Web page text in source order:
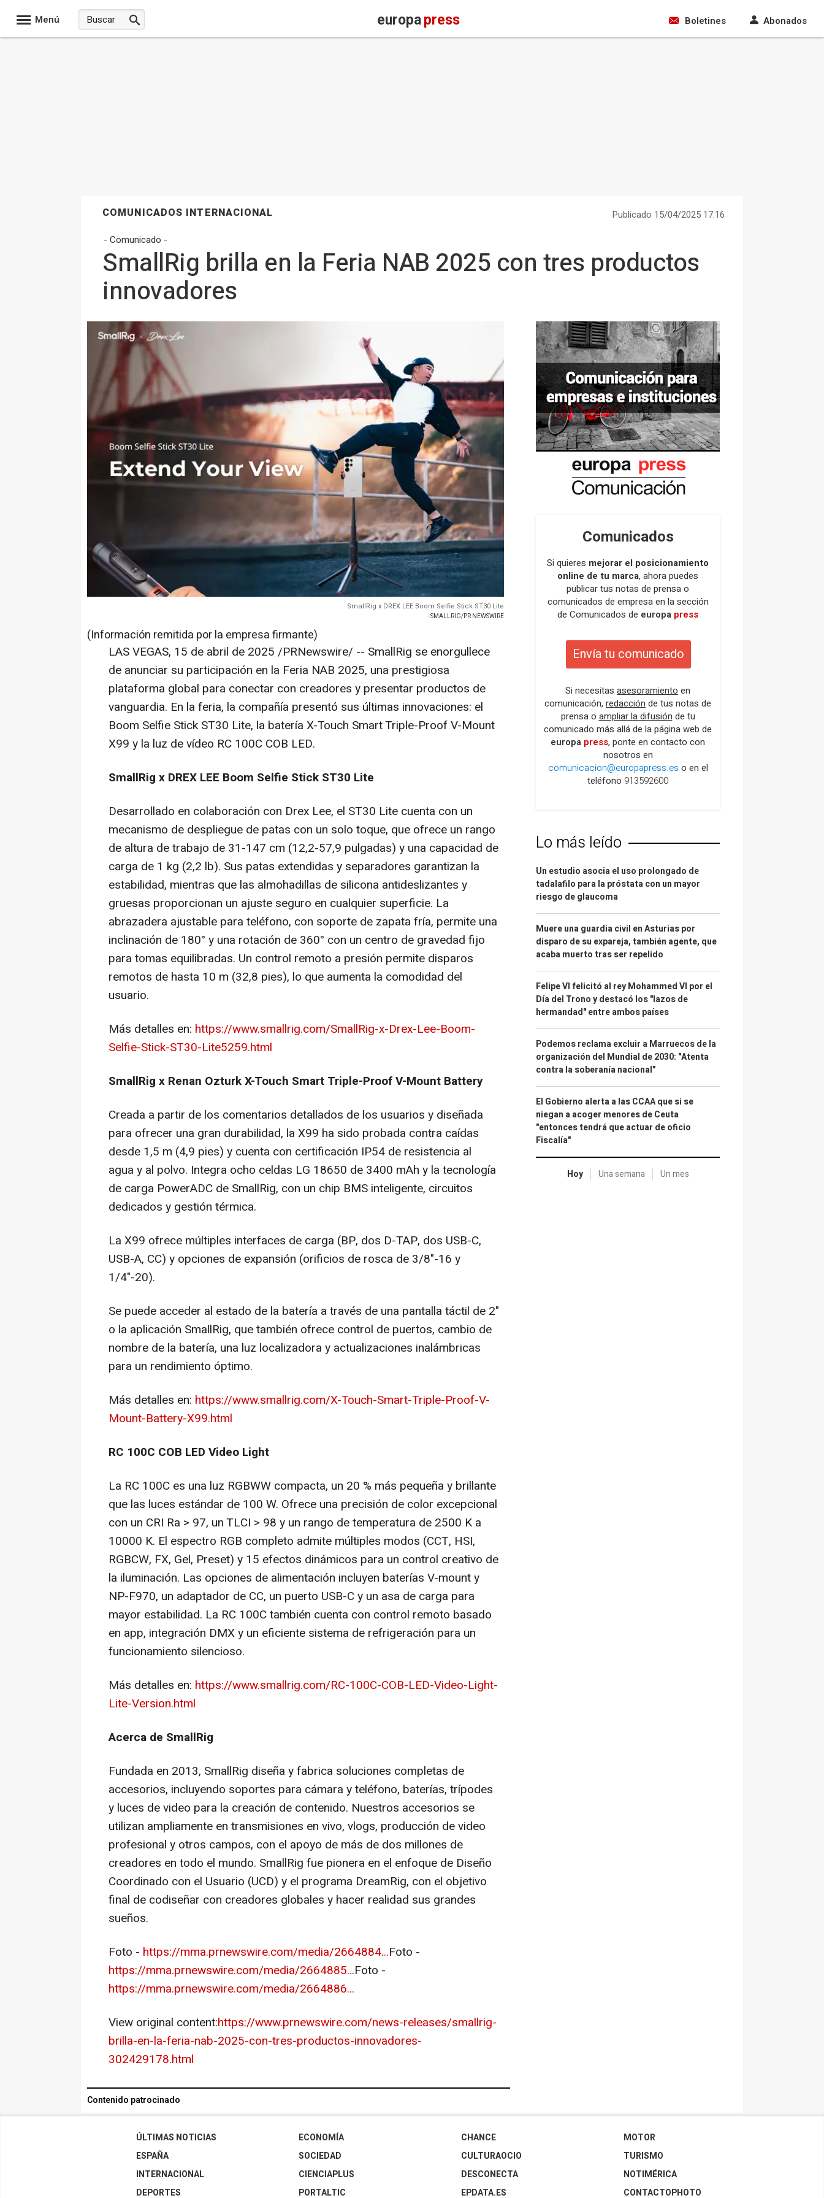
Menú europapress Boletines Abonados
COMUNICADOS INTERNACIONAL
Publicado 15/04/2025 17:16
- Comunicado -
SmallRig brilla en la Feria NAB 2025 con tres productos
innovadores
SmallRig x DREX LEE Boom Selfie Stick ST30 Lite
- SMALLRIG/PR NEWSWIRE
(Información remitida por la empresa firmante)
LAS VEGAS, 15 de abril de 2025 /PRNewswire/ -- SmallRig se enorgullece
de anunciar su participación en la Feria NAB 2025, una prestigiosa
plataforma global para conectar con creadores y presentar productos de
vanguardia. En la feria, la compañía presentó sus últimas innovaciones: el
Boom Selfie Stick ST30 Lite, la batería X-Touch Smart Triple-Proof V-Mount
X99 y la luz de vídeo RC 100C COB LED.
SmallRig x DREX LEE Boom Selfie Stick ST30 Lite
Desarrollado en colaboración con Drex Lee, el ST30 Lite cuenta con un
mecanismo de despliegue de patas con un solo toque, que ofrece un rango
de altura de trabajo de 31-147 cm (12,2-57,9 pulgadas) y una capacidad de
carga de 1 kg (2,2 lb). Sus patas extendidas y separadores garantizan la
estabilidad, mientras que las almohadillas de silicona antideslizantes y
gruesas proporcionan un ajuste seguro en cualquier superficie. La
abrazadera ajustable para teléfono, con soporte de zapata fría, permite una
inclinación de 180° y una rotación de 360° con un centro de gravedad fijo
para tomas equilibradas. Un control remoto a presión permite disparos
remotos de hasta 10 m (32,8 pies), lo que aumenta la comodidad del
usuario.
Más detalles en: https://www.smallrig.com/SmallRig-x-Drex-Lee-Boom-
Selfie-Stick-ST30-Lite5259.html
SmallRig x Renan Ozturk X-Touch Smart Triple-Proof V-Mount Battery
Creada a partir de los comentarios detallados de los usuarios y diseñada
para ofrecer una gran durabilidad, la X99 ha sido probada contra caídas
desde 1,5 m (4,9 pies) y cuenta con certificación IP54 de resistencia al
agua y al polvo. Integra ocho celdas LG 18650 de 3400 mAh y la tecnología
de carga PowerADC de SmallRig, con un chip BMS inteligente, circuitos
dedicados y gestión térmica.
La X99 ofrece múltiples interfaces de carga (BP, dos D-TAP, dos USB-C,
USB-A, CC) y opciones de expansión (orificios de rosca de 3/8"-16 y
1/4"-20).
Se puede acceder al estado de la batería a través de una pantalla táctil de 2"
o la aplicación SmallRig, que también ofrece control de puertos, cambio de
nombre de la batería, una luz localizadora y actualizaciones inalámbricas
para un rendimiento óptimo.
Más detalles en: https://www.smallrig.com/X-Touch-Smart-Triple-Proof-V-
Mount-Battery-X99.html
RC 100C COB LED Video Light
La RC 100C es una luz RGBWW compacta, un 20 % más pequeña y brillante
que las luces estándar de 100 W. Ofrece una precisión de color excepcional
con un CRI Ra > 97, un TLCI > 98 y un rango de temperatura de 2500 K a
10000 K. El espectro RGB completo admite múltiples modos (CCT, HSI,
RGBCW, FX, Gel, Preset) y 15 efectos dinámicos para un control creativo de
la iluminación. Las opciones de alimentación incluyen baterías V-mount y
NP-F970, un adaptador de CC, un puerto USB-C y un asa de carga para
mayor estabilidad. La RC 100C también cuenta con control remoto basado
en app, integración DMX y un eficiente sistema de refrigeración para un
funcionamiento silencioso.
Más detalles en: https://www.smallrig.com/RC-100C-COB-LED-Video-Light-
Lite-Version.html
Acerca de SmallRig
Fundada en 2013, SmallRig diseña y fabrica soluciones completas de
accesorios, incluyendo soportes para cámara y teléfono, baterías, trípodes
y luces de video para la creación de contenido. Nuestros accesorios se
utilizan ampliamente en transmisiones en vivo, vlogs, producción de video
profesional y otros campos, con el apoyo de más de dos millones de
creadores en todo el mundo. SmallRig fue pionera en el enfoque de Diseño
Coordinado con el Usuario (UCD) y el programa DreamRig, con el objetivo
final de codiseñar con creadores globales y hacer realidad sus grandes
sueños.
Foto - https://mma.prnewswire.com/media/2664884...Foto -
https://mma.prnewswire.com/media/2664885...Foto -
https://mma.prnewswire.com/media/2664886...
View original content:https://www.prnewswire.com/news-releases/smallrig-
brilla-en-la-feria-nab-2025-con-tres-productos-innovadores-
302429178.html
Contenido patrocinado
Comunicados
Si quieres mejorar el posicionamiento
online de tu marca, ahora puedes
publicar tus notas de prensa o
comunicados de empresa en la sección
de Comunicados de europa press
Envía tu comunicado
Si necesitas asesoramiento en
comunicación, redacción de tus notas de
prensa o ampliar la difusión de tu
comunicado más allá de la página web de
europa press, ponte en contacto con
nosotros en
comunicacion@europapress.es o en el
teléfono 913592600
Lo más leído
Un estudio asocia el uso prolongado de
tadalafilo para la próstata con un mayor
riesgo de glaucoma
Muere una guardia civil en Asturias por
disparo de su expareja, también agente, que
acaba muerto tras ser repelido
Felipe VI felicitó al rey Mohammed VI por el
Día del Trono y destacó los "lazos de
hermandad" entre ambos países
Podemos reclama excluir a Marruecos de la
organización del Mundial de 2030: "Atenta
contra la soberanía nacional"
El Gobierno alerta a las CCAA que si se
niegan a acoger menores de Ceuta
"entonces tendrá que actuar de oficio
Fiscalía"
Hoy Una semana Un mes
ÚLTIMAS NOTICIAS
ESPAÑA
INTERNACIONAL
DEPORTES
ECONOMÍA
SOCIEDAD
CIENCIAPLUS
PORTALTIC
CHANCE
CULTURAOCIO
DESCONECTA
EPDATA.ES
MOTOR
TURISMO
NOTIMÉRICA
CONTACTOPHOTO